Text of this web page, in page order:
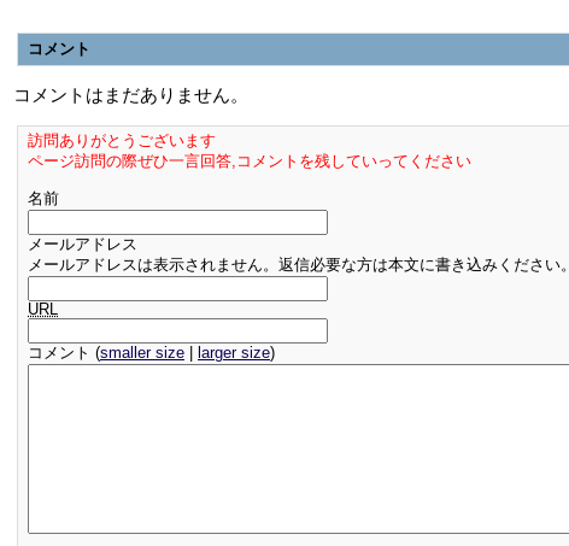
コメント
コメントはまだありません。
訪問ありがとうございます
ページ訪問の際ぜひ一言回答,コメントを残していってください
名前
メールアドレス
メールアドレスは表示されません。返信必要な方は本文に書き込みください。
URL
コメント (smaller size larger size)